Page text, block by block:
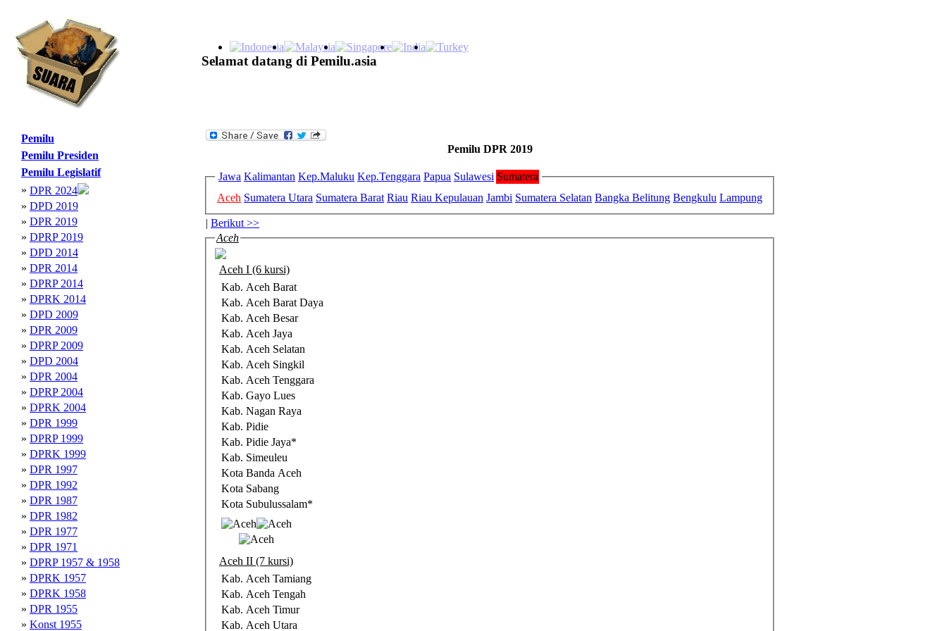
Selamat datang di Pemilu.asia
Pemilu
Pemilu Presiden
Pemilu Legislatif
» DPR 2024
» DPD 2019
» DPR 2019
» DPRP 2019
» DPD 2014
» DPR 2014
» DPRP 2014
» DPRK 2014
» DPD 2009
» DPR 2009
» DPRP 2009
» DPD 2004
» DPR 2004
» DPRP 2004
» DPRK 2004
» DPR 1999
» DPRP 1999
» DPRK 1999
» DPR 1997
» DPR 1992
» DPR 1987
» DPR 1982
» DPR 1977
» DPR 1971
» DPRP 1957 & 1958
» DPRK 1957
» DPRK 1958
» DPR 1955
» Konst 1955
Pemilu DPR 2019
Jawa Kalimantan Kep.Maluku Kep.Tenggara Papua Sulawesi Sumatera
Aceh Sumatera Utara Sumatera Barat Riau Riau Kepulauan Jambi Sumatera Selatan Bangka Belitung Bengkulu Lampung
| Berikut >>
Aceh
Aceh I (6 kursi)
Kab. Aceh Barat
Kab. Aceh Barat Daya
Kab. Aceh Besar
Kab. Aceh Jaya
Kab. Aceh Selatan
Kab. Aceh Singkil
Kab. Aceh Tenggara
Kab. Gayo Lues
Kab. Nagan Raya
Kab. Pidie
Kab. Pidie Jaya*
Kab. Simeuleu
Kota Banda Aceh
Kota Sabang
Kota Subulussalam*
Aceh II (7 kursi)
Kab. Aceh Tamiang
Kab. Aceh Tengah
Kab. Aceh Timur
Kab. Aceh Utara